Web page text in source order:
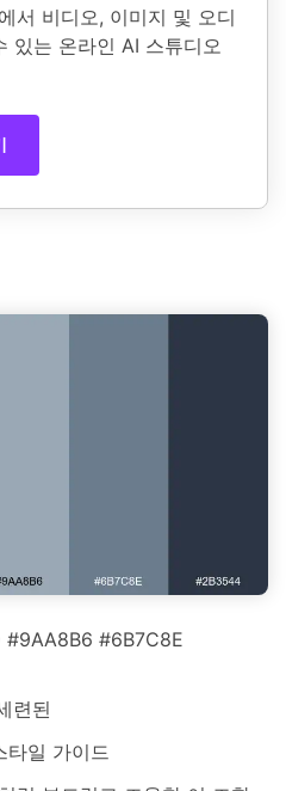
서 비디오, 이미지 및 오디
있는 온라인 AI 스튜디오
#6B7C8E
련된
타일 가이드